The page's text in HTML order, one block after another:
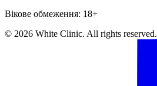
Вікове обмеження: 18+
© 2026 White Clinic. All rights reserved.